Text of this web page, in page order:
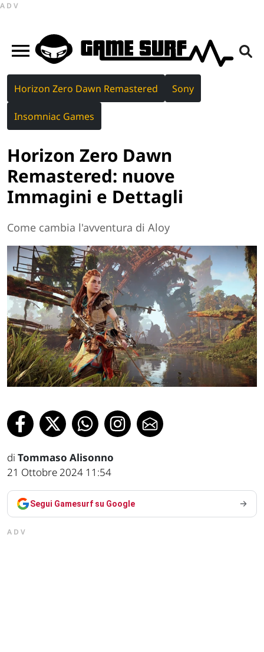
ADV
Horizon Zero Dawn Remastered Sony
Insomniac Games
Horizon Zero Dawn
Remastered: nuove
Immagini e Dettagli
Come cambia l'avventura di Aloy
di Tommaso Alisonno
21 Ottobre 2024 11:54
Segui Gamesurf su Google
ADV